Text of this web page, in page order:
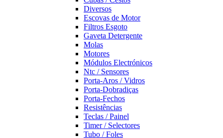
Diversos
Escovas de Motor
Filtros Esgoto
Gaveta Detergente
Molas
Motores
Módulos Electrónicos
Ntc / Sensores
Porta-Aros / Vidros
Porta-Dobradiças
Porta-Fechos
Resistências
Teclas / Painel
Timer / Selectores
Tubo / Foles